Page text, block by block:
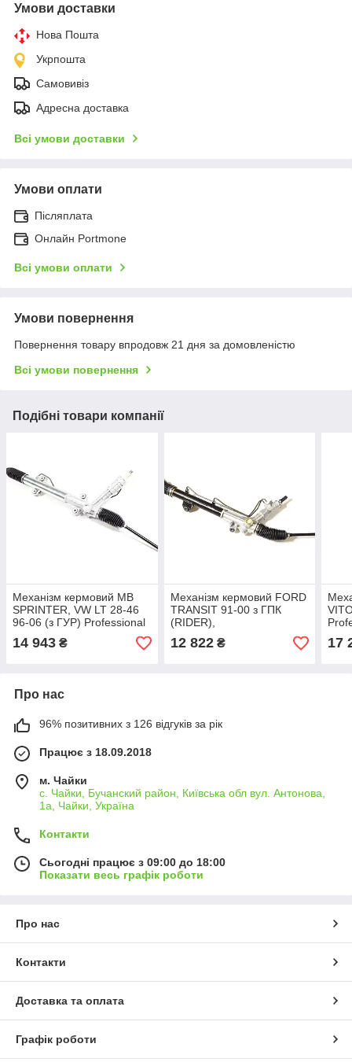
Умови доставки
Нова Пошта
Укрпошта
Самовивіз
Адресна доставка
Всі умови доставки
Умови оплати
Післяплата
Онлайн Portmone
Всі умови оплати
Умови повернення
Повернення товару впродовж 21 дня за домовленістю
Всі умови повернення
Подібні товари компанії
Механізм кермовий MB
SPRINTER, VW LT 28-46
96-06 (з ГУР) Professional
(RIDER),
арт.RD.321100036
14 943 ₴
Механізм кермовий FORD
TRANSIT 91-00 з ГПК
(RIDER),
арт.RD.3211JRP748
12 822₴ 17
Про нас
96% позитивних з 126 відгуків за рік
Працює з 18.09.2018
м. Чайки
с. Чайки, Бучанский район, Київська обл вул. Антонова,
1а, Чайки, Україна
Контакти
Сьогодні працює з 09:00 до 18:00
Показати весь графік роботи
Про нас
Контакти
Доставка та оплата
Графік роботи